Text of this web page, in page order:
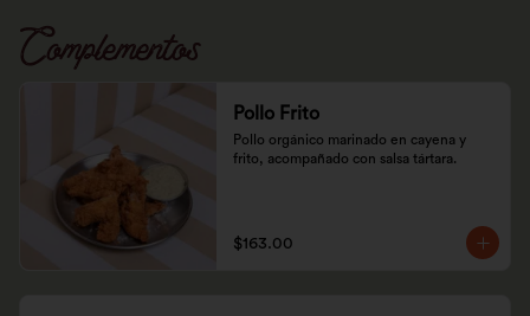
Complementos
Pollo Frito
Pollo orgánico marinado en cayena y
frito, acompañado con salsa tártara.
$163.00